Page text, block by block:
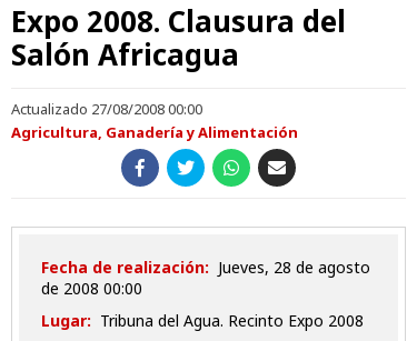
Expo 2008. Clausura del
Salón Africagua
Actualizado 27/08/2008 00:00
Agricultura, Ganadería y Alimentación
Fecha de realización: jueves, 28 de agosto
de 2008 00:00
Lugar: Tribuna del Agua. Recinto Expo 2008